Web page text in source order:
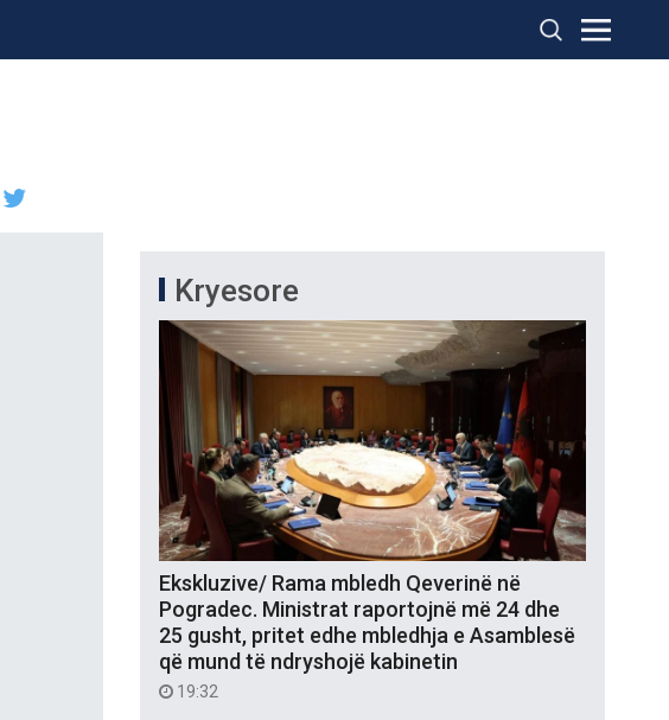
Kryesore
Ekskluzive/ Rama mbledh Qeverinë në
Pogradec. Ministrat raportojnë më 24 dhe
25 gusht, pritet edhe mbledhja e Asamblesë
që mund të ndryshojë kabinetin
19:32